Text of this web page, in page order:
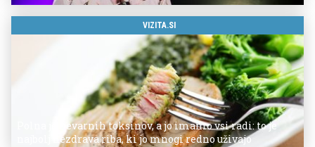
VIZITA.SI
Polna je nevarnih toksinov, a jo imamo vsi radi: to je
najbolj nezdrava riba, ki jo mnogi redno uživajo